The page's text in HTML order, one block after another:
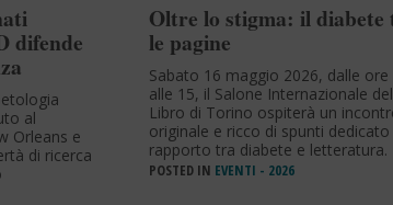
difende
al
Orleans e
di ricerca
Oltre lo stigma: il diabete
le pagine
Sabato 16 maggio 2026, dalle ore
alle 15, il Salone Internazionale del
Libro di Torino ospiterà un
originale e ricco di spunti dedicato
rapporto tra diabete e letteratura.
POSTED IN EVENTI - 2026